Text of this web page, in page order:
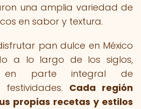
una amplia variedad de
en sabor y textura.
pan dulce en México
a lo largo de los siglos,
en parte integral de
Cada región
propias recetas y estilos